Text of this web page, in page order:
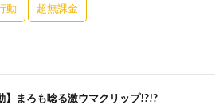
動 超無課金
】まろも唸る激ウマクリップ!?!?